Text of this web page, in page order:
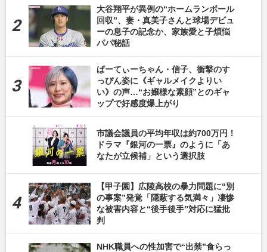
大谷翔平が異例の“ホームランボール
回収”、妻・真美子さんと球場デビュ
ーの息子の記念か、家族愛と子煩悩
パパ秘話
ぱーてぃーちゃん・信子、衝撃のす
っぴん姿に《ギャルメイクよりい
い》の声…“お嬢様な素顔”とのギャ
ップで好感度爆上がり
市議会議員の平均年収は約700万円！
ドラマ『銀河の一票』のように「あ
なたが立候補」という選択肢
【甲子園】広陵高校の暴力問題に“別
の事案”発覚「隠蔽する気満々」凄惨
な被害内容と“後手後手”対応に猛批
判
NHK職員への性加害で“出禁”食らっ